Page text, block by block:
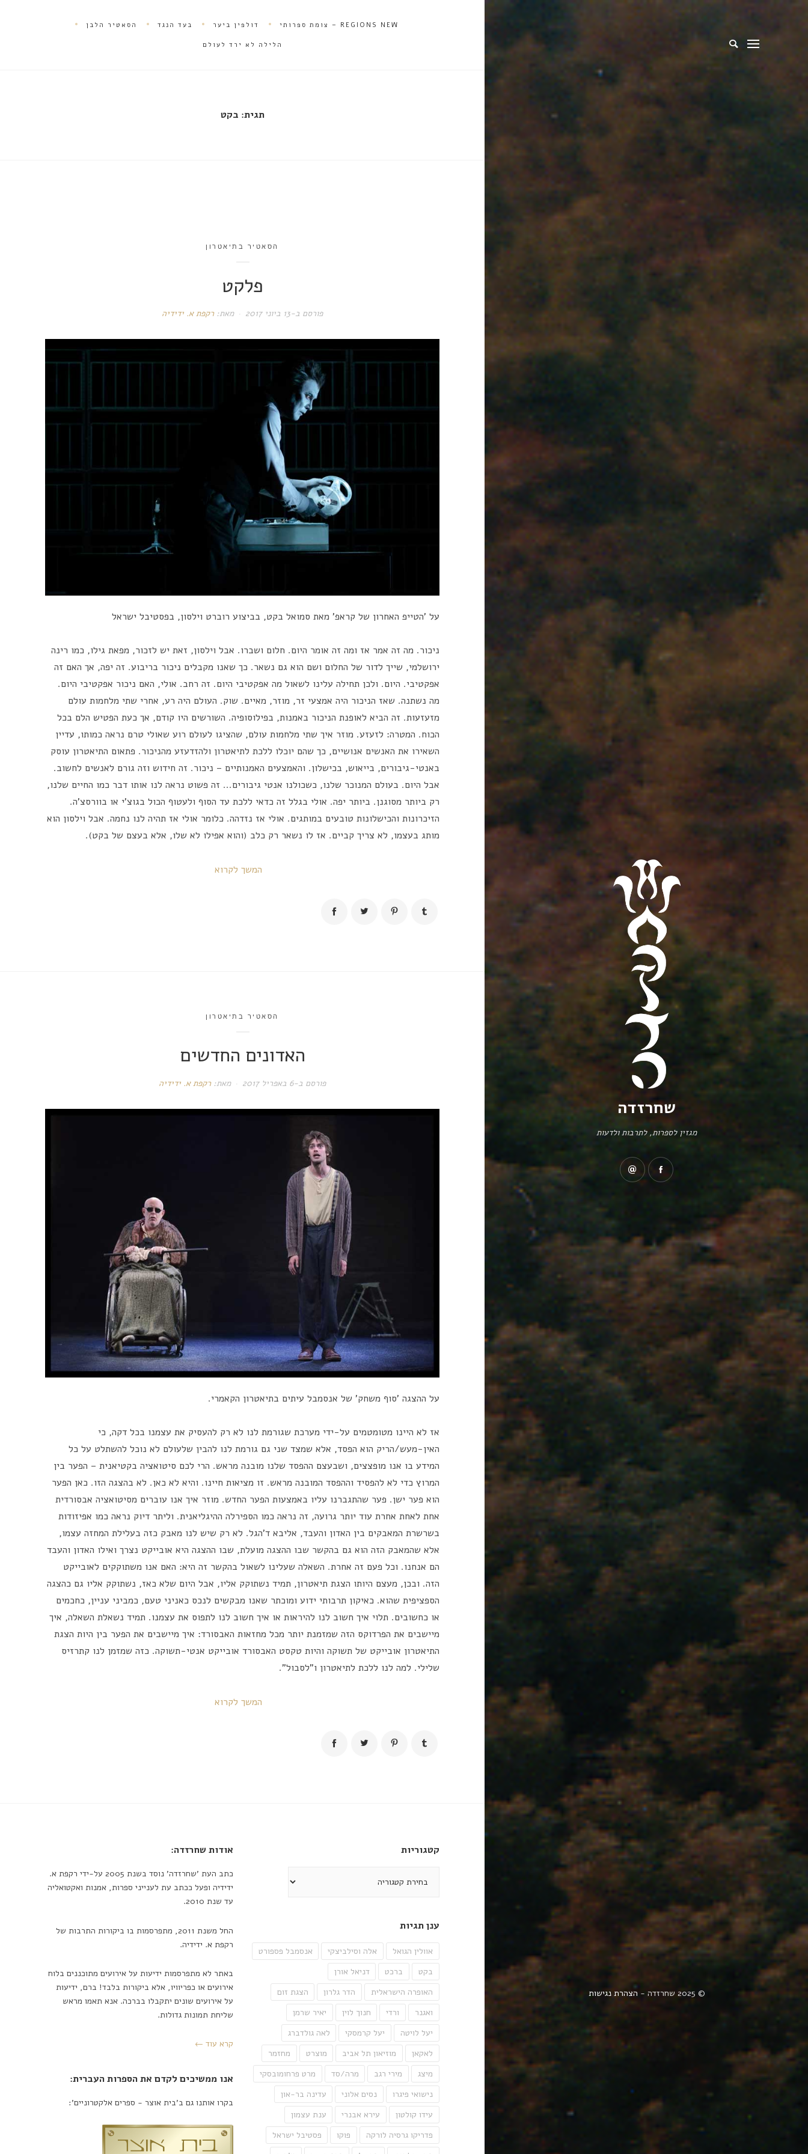
שחרזדה
מגזין לספרות, לתרבות ולדעות
© 2025 שחרזדה - הצהרת נגישות
REGIONS NEW – צומת ספרותי דולפין ביער בעד הנגד הסאטיר הלבן
הלילה לא ירד לעולם
תגית: בקט
הסאטיר בתיאטרון
פלקט
פורסם ב-13 ביוני 2017 מאת:רקפת א. ידידיה
על 'הטייפ האחרון של קראפ' מאת סמואל בקט, בביצוע רוברט וילסון, בפסטיבל ישראל
ניכור. מה זה אמר אז ומה זה אומר היום. חלום ושברו. אבל וילסון, זאת יש לזכור, מפאת גילו, כמו רינה
ירושלמי, שייך לדור של החלום ושם הוא גם נשאר. כך שאנו מקבלים ניכור בריבוע. זה יפה, אך האם זה
אפקטיבי. היום. ולכן תחילה עלינו לשאול מה אפקטיבי היום. זה רחב. אולי, האם ניכור אפקטיבי היום.
מה נשתנה. שאז הניכור היה אמצעי זר, מוזר, מאיים. שוק. העולם היה רע, אחרי שתי מלחמות עולם
מזעזעות. זה הביא לאופנת הניכור באמנות, בפילוסופיה. השורשים היו קודם, אך כעת הפטיש הלם בכל
הכוח. המטרה: לזעזע. מוזר איך שתי מלחמות עולם, שהציגו לעולם רוע שאולי טרם נראה כמותו, עדיין
השאירו את האנשים אנושיים, כך שהם יוכלו ללכת לתיאטרון ולהזדעזע מהניכור. פתאום התיאטרון עוסק
באנטי-גיבורים, בייאוש, בכישלון. והאמצעים האמנותיים – ניכור. זה חידוש וזה גורם לאנשים לחשוב.
אבל היום. בעולם המנוכר שלנו, כשכולנו אנטי גיבורים... זה פשוט נראה לנו אותו דבר כמו החיים שלנו,
רק ביותר מסוגנן. ביותר יפה. אולי בגלל זה כדאי ללכת עד הסוף ולעטוף הכול בגוצ'י או בוורסצ'ה.
הזיכרונות והכישלונות טובעים במותגים. אולי אז נזדהה. כלומר אולי אז תהיה לנו נחמה. אבל וילסון הוא
מותג בעצמו, לא צריך קביים. אז לו נשאר רק כלב (והוא אפילו לא שלו, אלא בעצם של בקט).
המשך לקרוא
הסאטיר בתיאטרון
האדונים החדשים
פורסם ב-6 באפריל 2017 מאת:רקפת א. ידידיה
על ההצגה 'סוף משחק' של אנסמבל עיתים בתיאטרון הקאמרי.
אז לא היינו מטומטמים על-ידי מערכת שגורמת לנו לא רק להעסיק את עצמנו בכל דקה, כי
האין-מעש/הריק הוא הפסד, אלא שמצד שני גם גורמת לנו להבין שלעולם לא נוכל להשתלט על כל
המידע בו אנו מופצצים, ושבעצם ההפסד שלנו מובנה מראש. הרי לכם סיטואציה בקטיאנית – הפער בין
המרוץ כדי לא להפסיד וההפסד המובנה מראש. זו מציאות חיינו. והיא לא כאן. לא בהצגה הזו. כאן הפער
הוא פער ישן. פער שהתגברנו עליו באמצעות הפער החדש. מוזר איך אנו עוברים מסיטואציה אבסורדית
אחת לאחת אחרת עוד יותר גרועה, זה נראה כמו הספירלה ההיגליאנית. וליתר דיוק נראה כמו אפיזודות
בשרשרת המאבקים בין האדון והעבד, אליבא ד'הגל. לא רק שיש לנו מאבק כזה בעלילת המחזה עצמו,
אלא שהמאבק הזה הוא גם בהקשר שבו ההצגה מועלת, שבו ההצגה היא אובייקט נצרך ואילו האדון והעבד
הם אנחנו. וכל פעם זה אחרת. השאלה שעלינו לשאול בהקשר זה היא: האם אנו משתוקקים לאובייקט
הזה. ובכן, מעצם היותו הצגת תיאטרון, תמיד נשתוקק אליו, אבל היום שלא כאז, נשתוקק אליו גם כהצגה
הספציפית שהוא. כאיקון תרבותי ידוע ומוכתר שאנו מבקשים לנכס כאניני טעם, כמביני עניין, כחכמים
או כחשובים. תלוי איך חשוב לנו להיראות או איך חשוב לנו לתפוס את עצמנו. תמיד נשאלת השאלה, איך
מיישבים את הפרדוקס הזה שמזמנת יותר מכל מחזאות האבסורד: איך מיישבים את הפער בין היות הצגת
התיאטרון אובייקט של תשוקה והיות טקסט האבסורד אובייקט אנטי-תשוקה. כזה שמזמן לנו קתרזיס
שלילי. למה לנו ללכת לתיאטרון ו"לסבול".
המשך לקרוא
קטגוריות
ענן תגיות
אוולין הגואל אלה וסילביצקי
אנסמבל פספורט
בקט
ברכט
דניאל אורן
האופרה הישראלית
הדר גלרון
הצגת זום
ואגנר
ורדי חנוך לוין
יאיר שרמן
יעל לויטה
יעל קרמסקי
לאה גולדברג
לאקאן
מוזיאון תל אביב מוצרט
מחזמר
מיצג
מירי רגב מרה/סד
מרט פרחומובסקי
נישואי פיגרו
נסים אלוני
עדינה בר-און
עידו קולטון
עירא אבנרי
ענת עצמון
פדריקו גרסיה לורקה
פוקו
פסטיבל ישראל
אודות שחרזדה:
כתב העת 'שחרזדה' נוסד בשנת 2005 על-ידי רקפת א.
ידידיה ופעל ככתב עת לענייני ספרות, אמנות ואקטואליה
עד שנת 2010.
החל משנת 2011, מתפרסמות בו ביקורות התרבות של
רקפת א. ידידיה.
באתר לא מתפרסמות ידיעות על אירועים מתוכננים בלוח
אירועים או כפריוויו, אלא ביקורות בלבד! ברם, ידיעות
על אירועים שונים יתקבלו בברכה. אנא תאמו מראש
שליחת תמונות גדולות.
קרא עוד ←
אנו ממשיכים לקדם את הספרות העברית:
בקרו אותנו גם ב'בית אוצר - ספרים אלקטרוניים':